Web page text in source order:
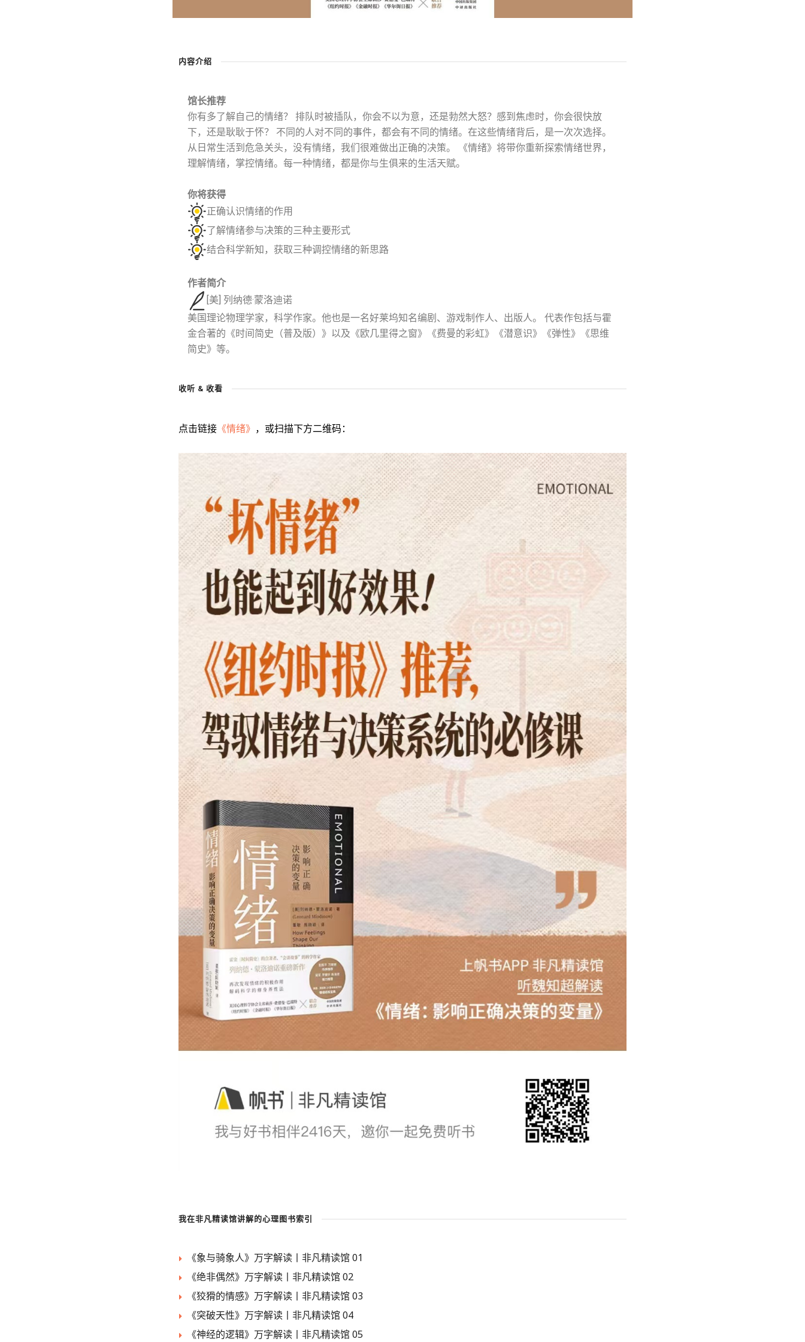
内容介绍
馆长推荐
你有多了解自己的情绪？ 排队时被插队，你会不以为意，还是勃然大怒？感到焦虑时，你会很快放
下，还是耿耿于怀？ 不同的人对不同的事件，都会有不同的情绪。在这些情绪背后，是一次次选择。
从日常生活到危急关头，没有情绪，我们很难做出正确的决策。 《情绪》将带你重新探索情绪世界，
理解情绪，掌控情绪。每一种情绪，都是你与生俱来的生活天赋。
你将获得
正确认识情绪的作用
了解情绪参与决策的三种主要形式
结合科学新知，获取三种调控情绪的新思路
作者简介
[美] 列纳德·蒙洛迪诺
美国理论物理学家，科学作家。他也是一名好莱坞知名编剧、游戏制作人、出版人。 代表作包括与霍
金合著的《时间简史（普及版）》以及《欧几里得之窗》《费曼的彩虹》《潜意识》《弹性》《思维
简史》等。
收听 & 收看
点击链接 《情绪》 ，或扫描下方二维码：
我在非凡精读馆讲解的心理图书索引
《象与骑象人》万字解读丨非凡精读馆 01
《绝非偶然》万字解读丨非凡精读馆 02
《狡猾的情感》万字解读丨非凡精读馆 03
《突破天性》万字解读丨非凡精读馆 04
《神经的逻辑》万字解读丨非凡精读馆 05